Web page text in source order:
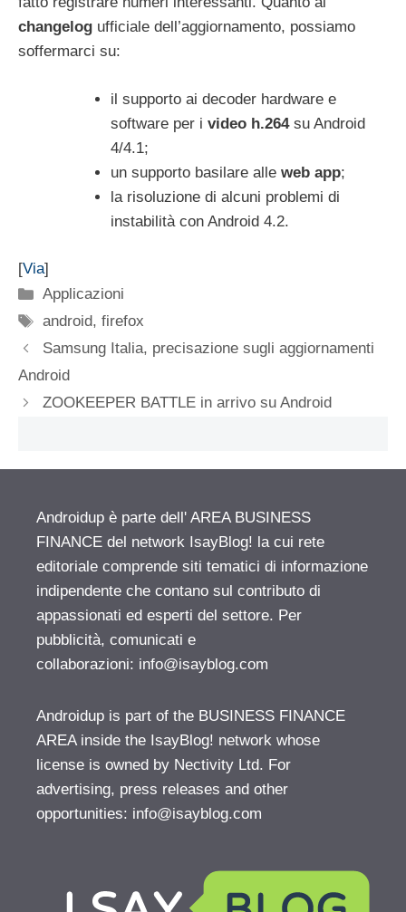
changelog ufficiale dell’aggiornamento, possiamo
soffermarci su:
il supporto ai decoder hardware e
software per i video h.264su Android
4/4.1;
un supporto basilare alle web app;
la risoluzione di alcuni problemi di
instabilità con Android 4.2.
[Via]
Categorie
Applicazioni
Tag
android,firefox
Samsung Italia, precisazione sugli aggiornamenti
Android
ZOOKEEPER BATTLE in arrivo su Android
Androidup è parte dell' AREA BUSINESS
FINANCE del network IsayBlog! la cui rete
editoriale comprende siti tematici di informazione
indipendente che contano sul contributo di
appassionati ed esperti del settore. Per
pubblicità, comunicati e
collaborazioni: info@isayblog.com
Androidup is part of the BUSINESS FINANCE
AREA inside the IsayBlog! network whose
license is owned by Nectivity Ltd. For
advertising, press releases and other
opportunities: info@isayblog.com